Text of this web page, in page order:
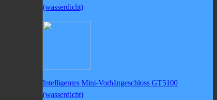
(wasserdicht)
Intelligentes Mini-Vorhängeschloss GT5100
(wasserdicht)